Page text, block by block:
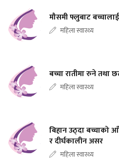
मौसमी फ्लुबाट
महिला स्वास्थ्य
बच्चा रातीमा रुने तथा
महिला स्वास्थ्य
बिहान उठ्दा
र दीर्घकालीन असर
महिला स्वास्थ्य